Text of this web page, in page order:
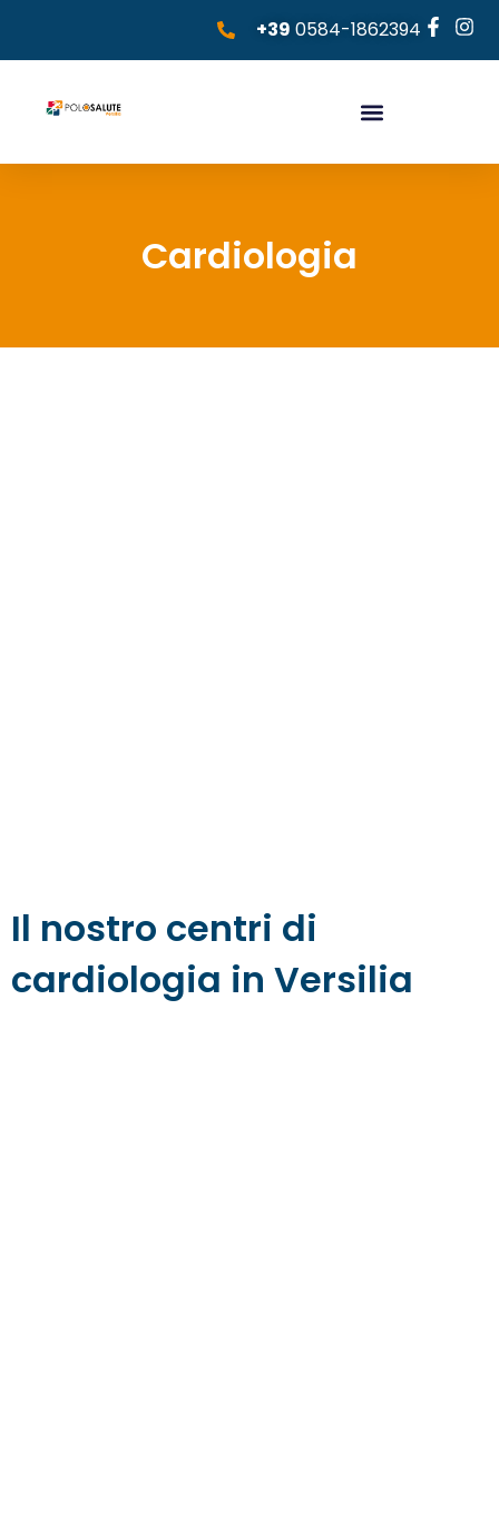
+39 0584-1862394
Cardiologia
Il nostro centri di
cardiologia in Versilia